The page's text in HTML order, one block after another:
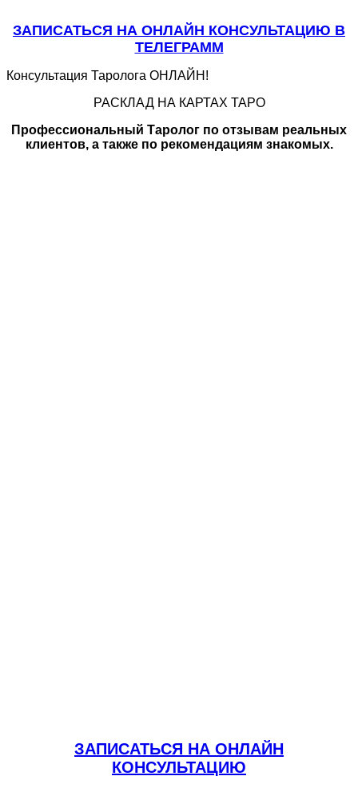
ЗАПИСАТЬСЯ НА ОНЛАЙН КОНСУЛЬТАЦИЮ В
ТЕЛЕГРАММ
Консультация Таролога ОНЛАЙН!
РАСКЛАД НА КАРТАХ ТАРО
Профессиональный Таролог по отзывам реальных
клиентов, а также по рекомендациям знакомых.
ЗАПИСАТЬСЯ НА ОНЛАЙН
КОНСУЛЬТАЦИЮ